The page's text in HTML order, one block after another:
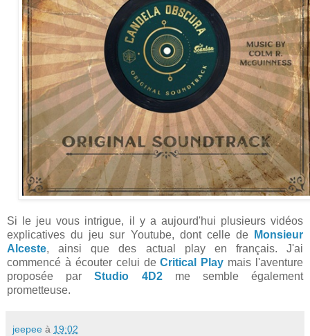
Si le jeu vous intrigue, il y a aujourd'hui plusieurs vidéos
explicatives du jeu sur Youtube, dont celle de
Monsieur
Alceste, ainsi que des actual play en français. J'ai
commencé à écouter celui deCritical Play mais l'aventure
proposée parStudio 4D2me semble également
prometteuse.
jeepee à 19:02